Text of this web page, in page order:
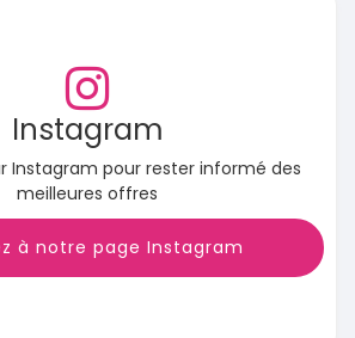
Instagram
Instagram pour rester informé des
meilleures offres
à notre page Instagram